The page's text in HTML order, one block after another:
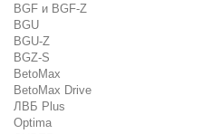
BGF и BGF-Z
BGU
BGU-Z
BGZ-S
BetoMax
BetoMax Drive
ЛВБ Plus
Optima